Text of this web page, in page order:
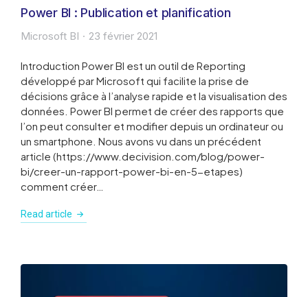
Power BI : Publication et planification
Microsoft BI 23 février 2021
Introduction Power BI est un outil de Reporting
développé par Microsoft qui facilite la prise de
décisions grâce à l’analyse rapide et la visualisation des
données. Power BI permet de créer des rapports que
l’on peut consulter et modifier depuis un ordinateur ou
un smartphone. Nous avons vu dans un précédent
article (https://www.decivision.com/blog/power-
bi/creer-un-rapport-power-bi-en-5-etapes)
comment créer…
Read article